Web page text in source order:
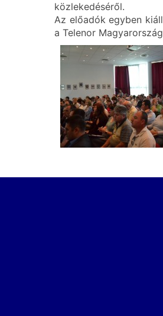
közlekedéséről.
Az előadók egyben
a Telenor